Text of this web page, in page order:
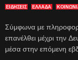
ΕΙΔΗΣΕΙΣ ΕΛΛΑΔΑ
Σύμφωνα με
επανέλθει μέχρι την
μέσα στην επόμενη